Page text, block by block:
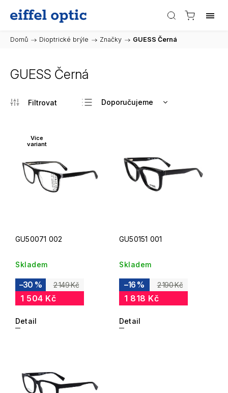
Domů / Dioptrické brýle / Značky / GUESS Černá
GUESS Černá
Doporučujeme
Abecedně
Více
variant
GU50071 002
Skladem
2 149 Kč
–30 %
1 504 Kč
Detail
GU50151 001
Skladem
2 190 Kč
–16 %
1 818 Kč
Detail